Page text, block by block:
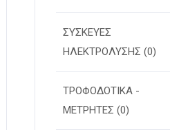
ΣΥΣΚΕΥΕΣ
ΗΛΕΚΤΡΟΛΥΣΗΣ (0)
ΤΡΟΦΟΔΟΤΙΚΑ -
ΜΕΤΡΗΤΕΣ (0)